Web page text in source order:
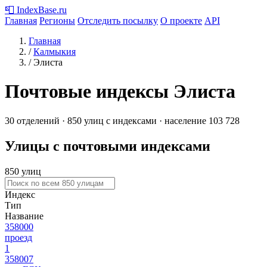
📮 IndexBase.ru
Главная Регионы Отследить посылку О проекте API
Главная
/ Калмыкия
/ Элиста
Почтовые индексы Элиста
30 отделений · 850 улиц с индексами · население 103 728
Улицы с почтовыми индексами
850 улиц
Индекс
Тип
Название
358000
проезд
1
358007